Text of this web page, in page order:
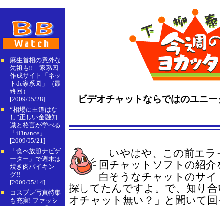
■
麻生首相の意外な
先祖も!! 家系図
作成サイト「ネッ
トde家系図」（最
終回）
[2009/05/28]
■
“相場に王道はな
し”正しい金融知
識と格言が学べる
「iFinance」
[2009/05/21]
■
「食べ放題ナビゲ
ーター」で週末は
焼き肉バイキン
グ!!
[2009/05/14]
■
コスプレ写真特集
も充実! ファッシ
ビデオチャットならではのユニ
いやはや、この前エラ
回チャットソフトの紹
白そうなチャットのサ
探してたんですよ。で、知り
オチャット無い？」と聞いて